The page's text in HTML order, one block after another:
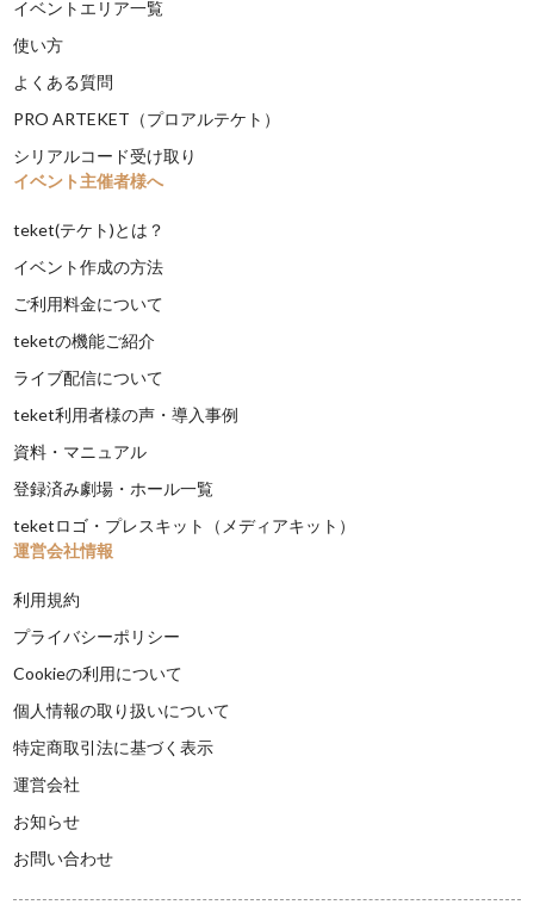
イベントエリア一覧
使い方
よくある質問
PRO ARTEKET（プロアルテケト）
シリアルコード受け取り
イベント主催者様へ
teket(テケト)とは？
イベント作成の方法
ご利用料金について
teketの機能ご紹介
ライブ配信について
teket利用者様の声・導入事例
資料・マニュアル
登録済み劇場・ホール一覧
teketロゴ・プレスキット（メディアキット）
運営会社情報
利用規約
プライバシーポリシー
Cookieの利用について
個人情報の取り扱いについて
特定商取引法に基づく表示
運営会社
お知らせ
お問い合わせ